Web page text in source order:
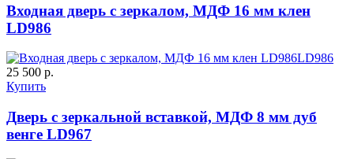
К-11 С
Входная дверь с зеркалом, МДФ 16 мм клен
LD986
LD986
25 500 р.
Купить
Дверь с зеркальной вставкой, МДФ 8 мм дуб
венге LD967